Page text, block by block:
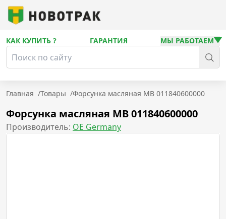
КАК КУПИТЬ ? ГАРАНТИЯ МЫ РАБОТАЕМ
Главная /Товары /Форсунка масляная MB 011840600000
Форсунка масляная MB 011840600000
Производитель: OE Germany